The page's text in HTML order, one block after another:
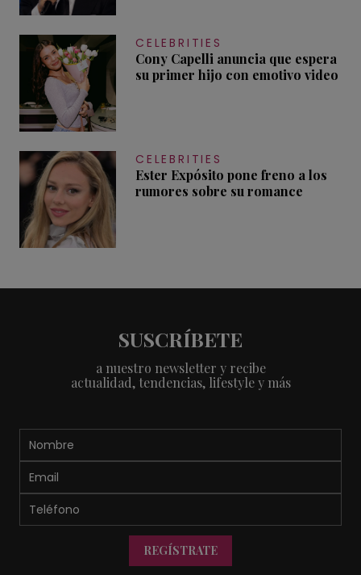
CELEBRITIES
Cony Capelli anuncia que espera
su primer hijo con emotivo video
CELEBRITIES
Ester Expósito pone freno a los
rumores sobre su romance
SUSCRÍBETE
a nuestro newsletter y recibe
actualidad, tendencias, lifestyle y más
REGÍSTRATE